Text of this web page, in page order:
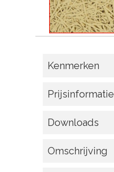
Kenmerken
Prijsinformatie
Downloads
Omschrijving